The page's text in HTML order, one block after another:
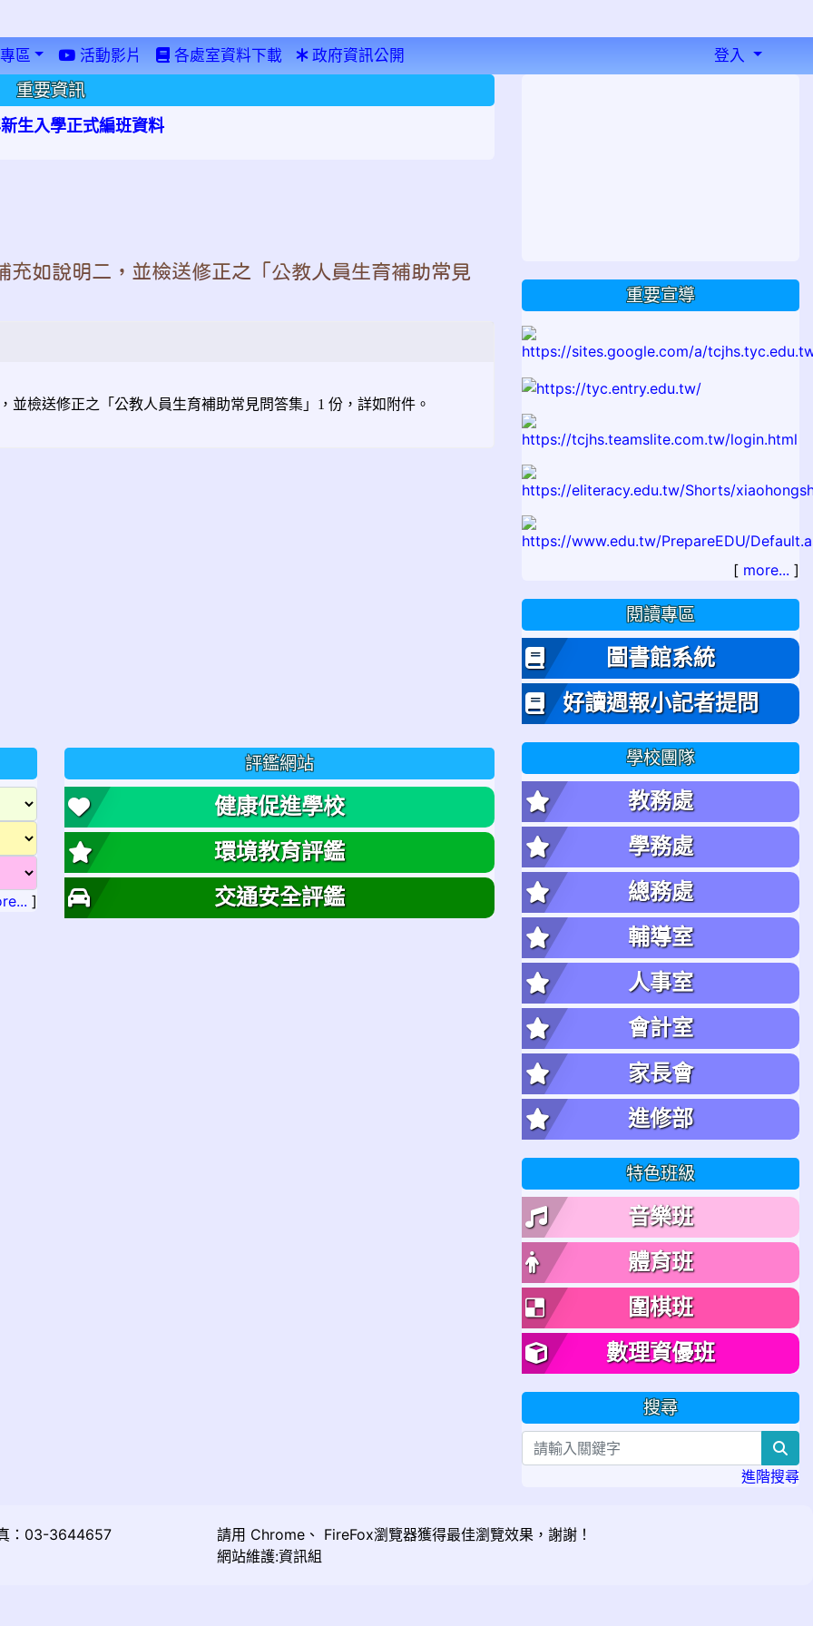
區 活動影片 各處室資料下載 政府資訊公開 登入
重要資訊
生入學正式編班資料
如說明二，並檢送修正之「公教人員生育補助常見
檢送修正之「公教人員生育補助常見問答集」1 份，詳如附件。
]
評鑑網站
健康促進學校
環境教育評鑑
交通安全評鑑
重要宣導
[ more... ]
閱讀專區
圖書館系統
好讀週報小記者提問
學校團隊
教務處
學務處
總務處
輔導室
人事室
會計室
家長會
進修部
特色班級
音樂班
體育班
圍棋班
數理資優班
搜尋
進階搜尋
：03-3644657 請用 Chrome 、 FireFox瀏覽器獲得最佳瀏覽效果，謝謝！
網站維護:資訊組